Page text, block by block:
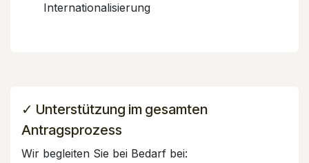
Internationalisierung
✓ Unterstützung im gesamten
Antragsprozess
Wir begleiten Sie bei Bedarf bei: